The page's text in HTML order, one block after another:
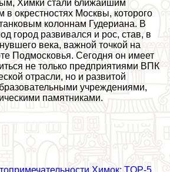
Химки стали ближайшим
в окрестностях Москвы, которого
колоннам Гудериана. В
город развивался и рос, став, в
века, важной точкой на
Подмосковья. Сегодня он имеет
не только предприятиями ВПК
отрасли, но и развитой
учреждениями,
памятниками.
Химок: TOP-5